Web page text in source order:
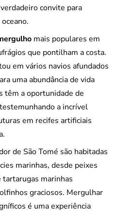
convite para
mais populares em
que pontilham a costa.
em vários navios afundados
uma abundância de vida
têm a oportunidade de
a incrível
em recifes artificiais
de São Tomé são habitadas
marinhas, desde peixes
marinhas
graciosos. Mergulhar
é uma experiência